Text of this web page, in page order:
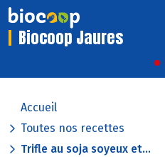
Biocoop Jaures
Accueil
Toutes nos recettes
Trifle au soja soyeux et...